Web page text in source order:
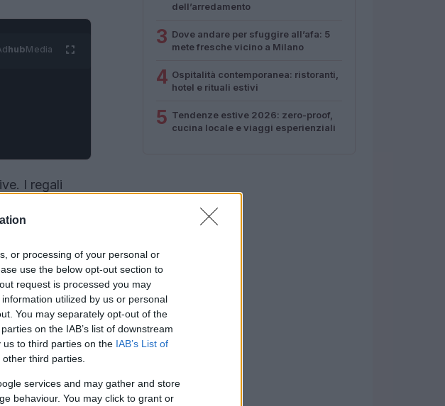
or processing of your personal or
use the below opt-out section to
request is processed you may
utilized by us or personal
You may separately opt-out of the
on the IAB’s list of downstream
to third parties on the IAB’s List of
third parties.
services and may gather and store
behaviour. You may click to grant or
hubMedia
I regali
ogni
dell’arredamento
3 Dove andare per sfuggire all’afa: 5
mete fresche vicino a Milano
4 Ospitalità contemporanea: ristoranti,
hotel e rituali estivi
5 Tendenze estive 2026: zero-proof,
cucina locale e viaggi esperienziali